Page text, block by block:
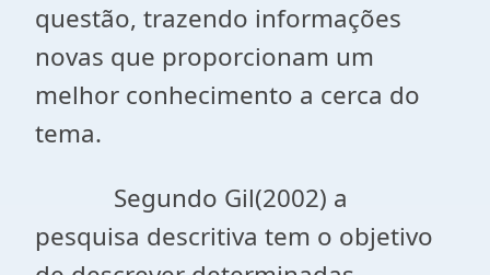
questão, trazendo informações
novas que proporcionam um
melhor conhecimento a cerca do
tema.
Segundo Gil(2002) a
pesquisa descritiva tem o objetivo